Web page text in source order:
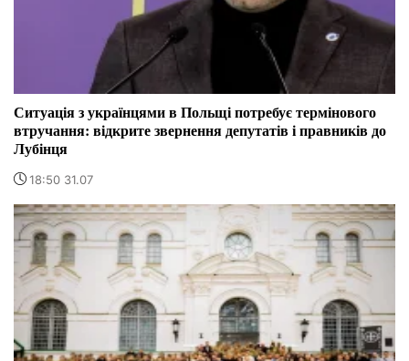
Ситуація з українцями в Польщі потребує термінового
втручання: відкрите звернення депутатів і правників до
Лубінця
18:50 31.07